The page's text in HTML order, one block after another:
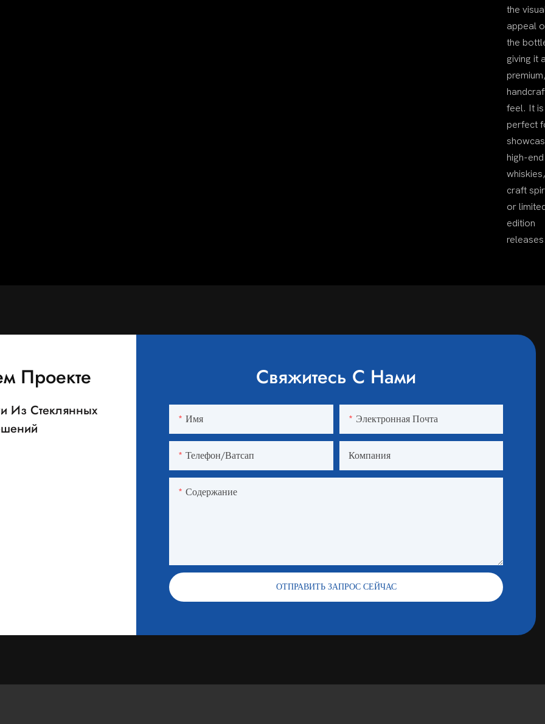
the
appeal
the
giving it
feel. It is
perfect
high-end
craft
or
edition
Проекте
Из Стеклянных
Свяжитесь С Нами
Имя Электронная Почта
Телефон/ватсап Компания
Содержание
ОТПРАВИТЬ ЗАПРОС СЕЙЧАС